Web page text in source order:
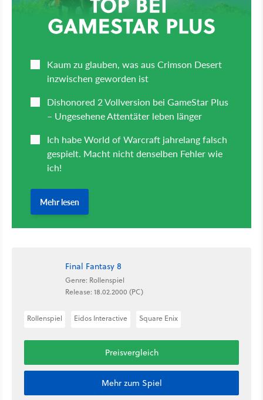
Final Fantasy 8
Genre: Rollenspiel
Release: 18.02.2000 (PC)
Rollenspiel Eidos Interactive Square Enix
Preisvergleich
Mehr zum Spiel